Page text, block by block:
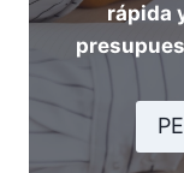
rápida